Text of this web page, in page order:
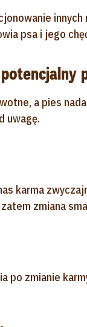
psa i jego
a pies
uwagę.
karma
zmiana
po zmianie